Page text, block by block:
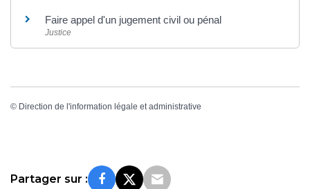
Faire appel d'un jugement civil ou pénal
Justice
© Direction de l'information légale et administrative
Partager sur :